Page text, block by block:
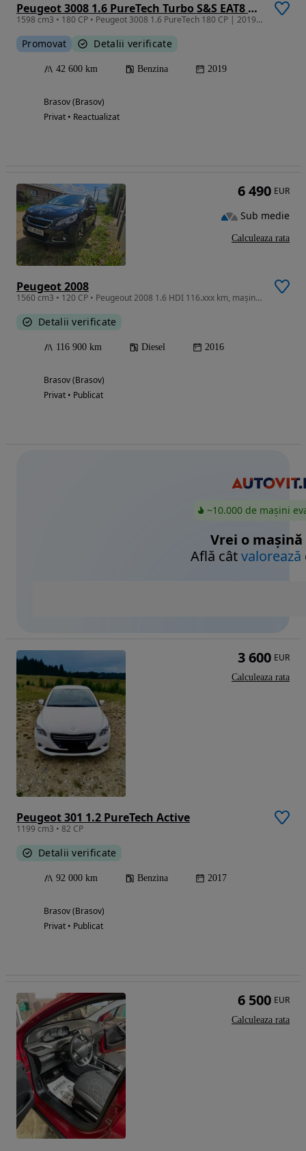
Peugeot 3008 1.6 PureTech Turbo S&S EAT8 Active
1598 cm3 • 180 CP • Peugeot 3008 1.6 PureTech 180 CP | 2019 | 42600 km | UNIC PROPRIETAR
Promovat Detalii verificate
42 600 km Benzina 2019
Brasov (Brasov)
Privat • Reactualizat
Peugeot 2008
1560 cm3 • 120 CP • Peugeout 2008 1.6 HDI 116.xxx km, mașina personală, consum foarte bun
Detalii verificate
116 900 km Diesel 2016
Brasov (Brasov)
Privat • Publicat
6 490 EUR
Sub medie
Calculeaza rata
~10.000 de mașini
Vrei o mașină
Află câtvalorează
Peugeot 301 1.2 PureTech Active
1199 cm3 • 82 CP
Detalii verificate
92 000 km Benzina 2017
Brasov (Brasov)
Privat • Publicat
3 600 EUR
Calculeaza rata
6 500 EUR
Calculeaza rata